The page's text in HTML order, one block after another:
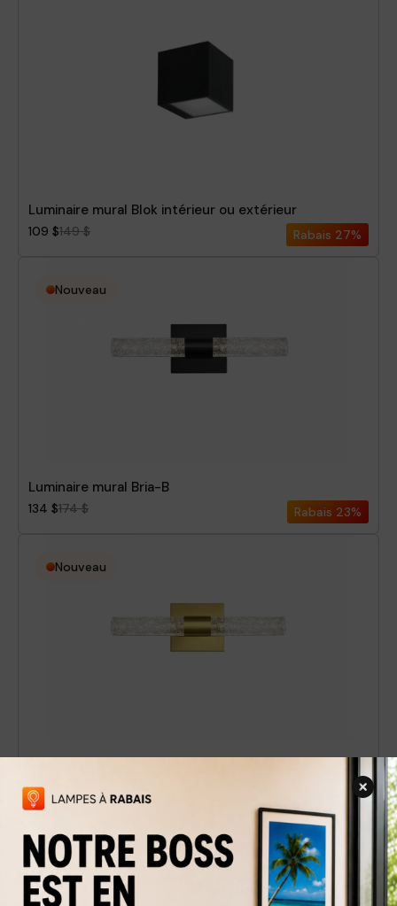
Luminaire mural Blok intérieur ou extérieur
109 $149 $ Rabais 27%
Nouveau
Luminaire mural Bria-B
134 $174 $ Rabais 23%
Nouveau
134 $ 23%